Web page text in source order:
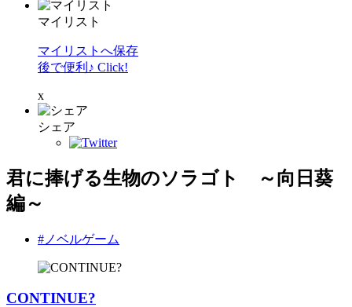
マイリスト
マイリストへ保存
後で便利♪ Click!
x
シェア
君に捧げる生物のソラゴト ～向日葵
編～
#ノベルゲーム
CONTINUE?